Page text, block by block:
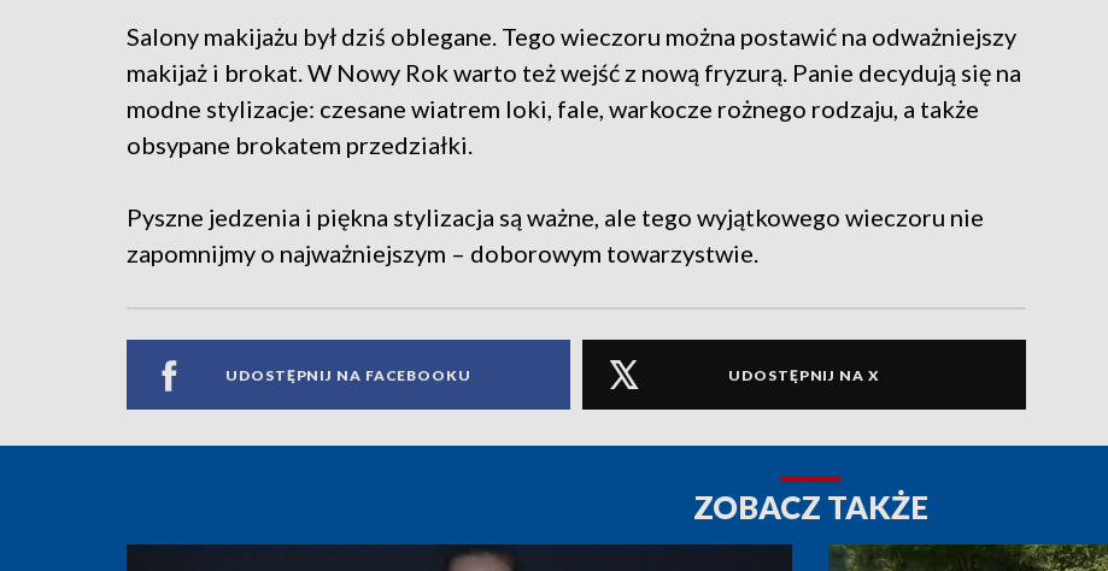
Salony makijażu był dziś oblegane. Tego wieczoru można postawić na odważniejszy
makijaż i brokat. W Nowy Rok warto też wejść z nową fryzurą. Panie decydują się na
modne stylizacje: czesane wiatrem loki, fale, warkocze rożnego rodzaju, a także
obsypane brokatem przedziałki.
Pyszne jedzenia i piękna stylizacja są ważne, ale tego wyjątkowego wieczoru nie
zapomnijmy o najważniejszym – doborowym towarzystwie.
UDOSTĘPNIJ NA FACEBOOKU UDOSTĘPNIJ NA X
ZOBACZ TAKŻE